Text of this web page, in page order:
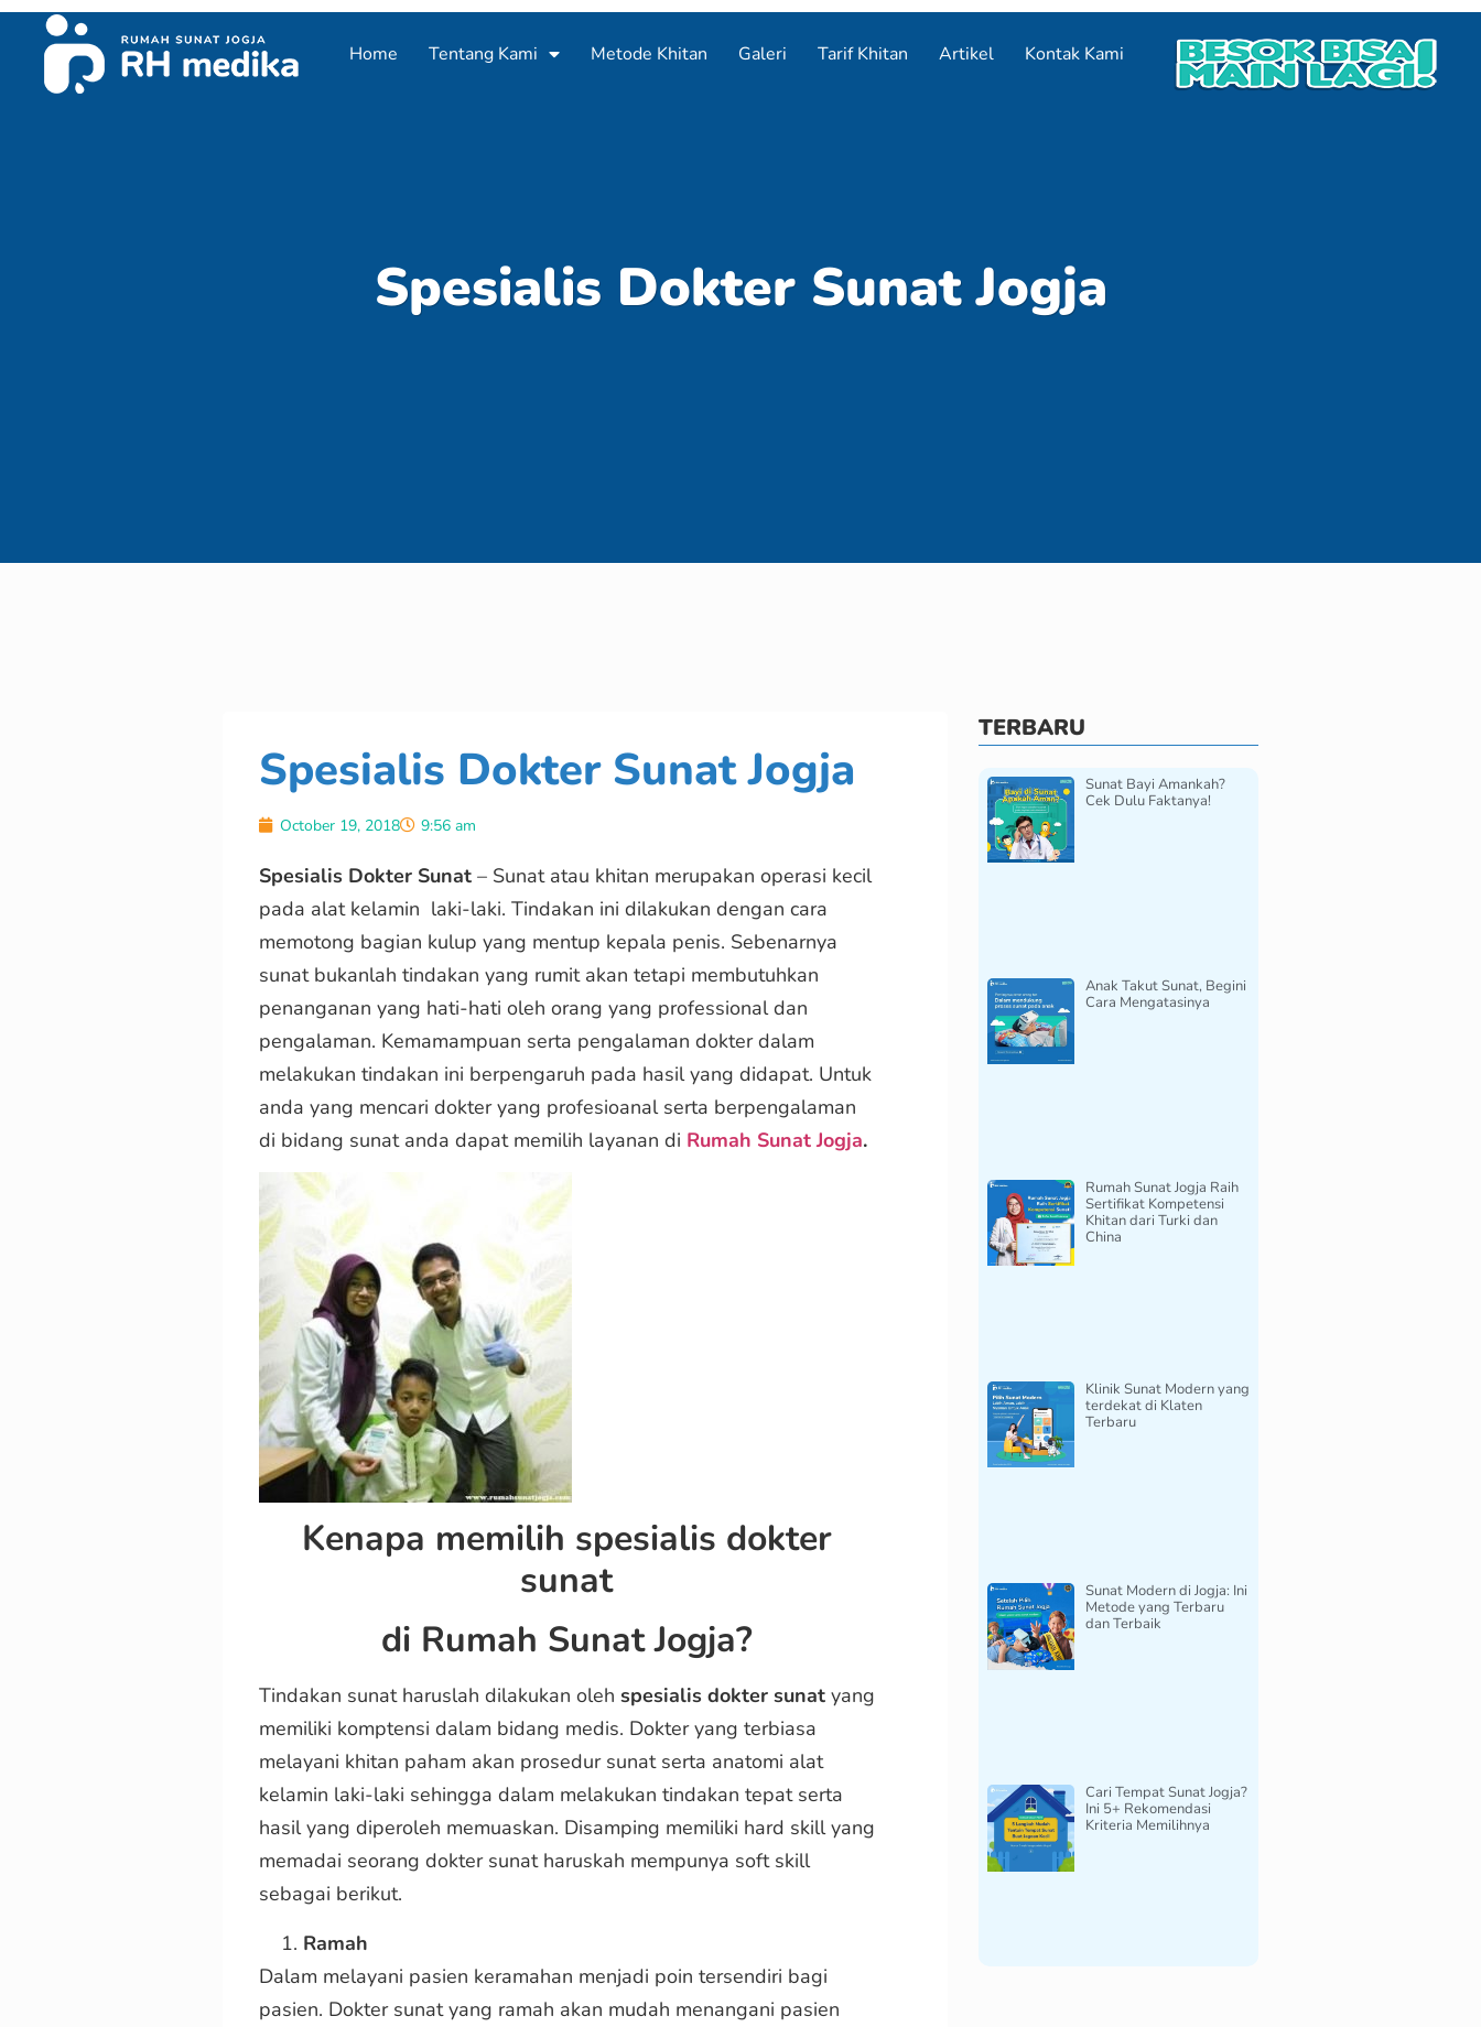
Home Tentang Kami Metode Khitan Galeri Tarif Khitan Artikel Kontak Kami
Spesialis Dokter Sunat Jogja
Spesialis Dokter Sunat Jogja
October 19, 2018 9:56 am
Spesialis Dokter Sunat– Sunat atau khitan merupakan operasi kecil
pada alat kelamin laki-laki. Tindakan ini dilakukan dengan cara
memotong bagian kulup yang mentup kepala penis. Sebenarnya
sunat bukanlah tindakan yang rumit akan tetapi membutuhkan
penanganan yang hati-hati oleh orang yang professional dan
pengalaman. Kemamampuan serta pengalaman dokter dalam
melakukan tindakan ini berpengaruh pada hasil yang didapat. Untuk
anda yang mencari dokter yang profesioanal serta berpengalaman
di bidang sunat anda dapat memilih layanan di Rumah Sunat Jogja.
Kenapa memilih spesialis dokter
sunat
di Rumah Sunat Jogja?
Tindakan sunat haruslah dilakukan oleh spesialis dokter sunatyang
memiliki komptensi dalam bidang medis. Dokter yang terbiasa
melayani khitan paham akan prosedur sunat serta anatomi alat
kelamin laki-laki sehingga dalam melakukan tindakan tepat serta
hasil yang diperoleh memuaskan. Disamping memiliki hard skill yang
memadai seorang dokter sunat haruskah mempunya soft skill
sebagai berikut.
Ramah
Dalam melayani pasien keramahan menjadi poin tersendiri bagi
pasien. Dokter sunat yang ramah akan mudah menangani pasien
TERBARU
Sunat Bayi Amankah?
Cek Dulu Faktanya!
Anak Takut Sunat, Begini
Cara Mengatasinya
Rumah Sunat Jogja Raih
Sertifikat Kompetensi
Khitan dari Turki dan
China
Klinik Sunat Modern yang
terdekat di Klaten
Terbaru
Sunat Modern di Jogja: Ini
Metode yang Terbaru
dan Terbaik
Cari Tempat Sunat Jogja?
Ini 5+ Rekomendasi
Kriteria Memilihnya